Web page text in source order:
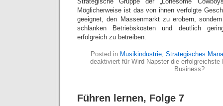
Möglicherweise ist das von ihnen verfolgte
geeignet, den Massenmarkt zu erobern,
schlanken Betriebskosten und deutlich
erfolgreich zu betreiben.
Posted in Musikindustrie, Strategisches
deaktiviertfür Wird Napster die erfolgreichste
Business?
Führen lernen, Folge 7